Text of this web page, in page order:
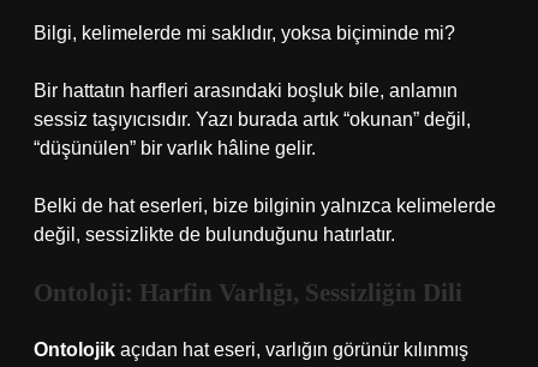
Bilgi, kelimelerde mi saklıdır, yoksa biçiminde mi?
Bir hattatın harfleri arasındaki boşluk bile, anlamın
sessiz taşıyıcısıdır. Yazı burada artık “okunan” değil,
“düşünülen” bir varlık hâline gelir.
Belki de hat eserleri, bize bilginin yalnızca kelimelerde
değil, sessizlikte de bulunduğunu hatırlatır.
Ontoloji: Harfin Varlığı, Sessizliğin Dili
Ontolojik açıdan hat eseri, varlığın görünür kılınmış